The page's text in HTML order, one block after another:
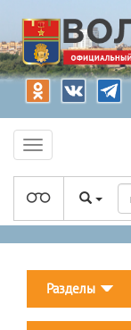
Разделы